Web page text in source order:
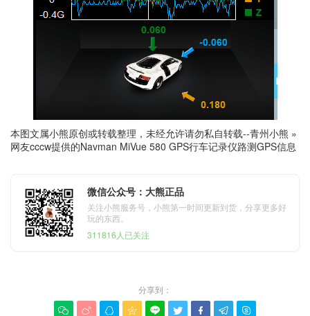
本图文属小熊原创或转载整理，未经允许请勿私自转载--青州小熊 »
网友cccw提供的Navman MiVue 580 GPS行车记录仪路测GPS信息
微信公众号：大熊正品
关注小熊服务号，小熊第一时间更新到货，分享更多好
玩的东西。
311816人已关注
分享到：
        